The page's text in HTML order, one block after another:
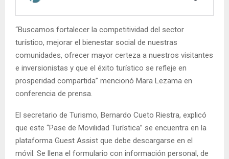
“Buscamos fortalecer la competitividad del sector
turístico, mejorar el bienestar social de nuestras
comunidades, ofrecer mayor certeza a nuestros visitantes
e inversionistas y que el éxito turístico se refleje en
prosperidad compartida” mencionó Mara Lezama en
conferencia de prensa.
El secretario de Turismo, Bernardo Cueto Riestra, explicó
que este “Pase de Movilidad Turística” se encuentra en la
plataforma Guest Assist que debe descargarse en el
móvil. Se llena el formulario con información personal, de